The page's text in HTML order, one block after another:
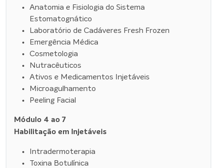
Anatomia e Fisiologia do Sistema
Estomatognático
Laboratório de Cadáveres Fresh Frozen
Emergência Médica
Cosmetologia
Nutracêuticos
Ativos e Medicamentos Injetáveis
Microagulhamento
Peeling Facial
Módulo 4 ao 7
Habilitação em Injetáveis
Intradermoterapia
Toxina Botulínica